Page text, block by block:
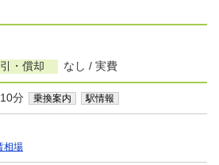
・償却 なし / 実費
分 乗換案内 駅情報
相場